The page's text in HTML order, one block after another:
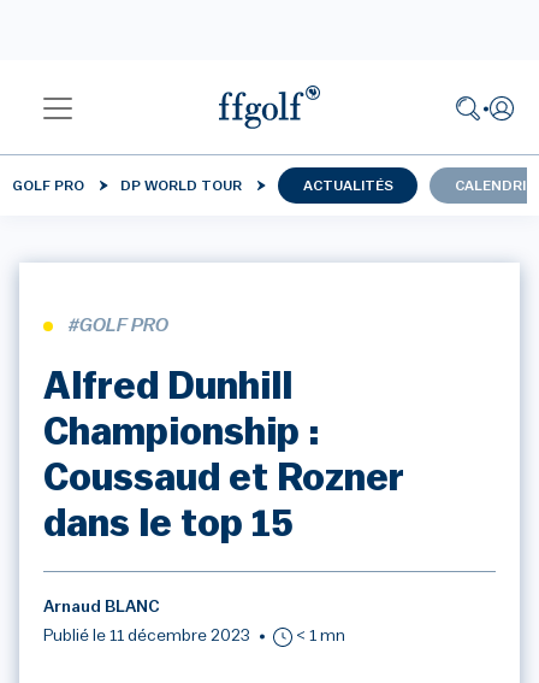
GOLF PRO DP WORLD TOUR ACTUALITÉS
#GOLF PRO
Alfred Dunhill
Championship :
Coussaud et Rozner
dans le top 15
Arnaud BLANC
Publié le 11 décembre 2023
< 1 mn